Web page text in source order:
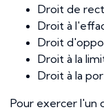
Droit de
Droit à
Droit
Droit à la
Droit à la
Pour exercer l'un